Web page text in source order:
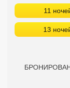
11
13